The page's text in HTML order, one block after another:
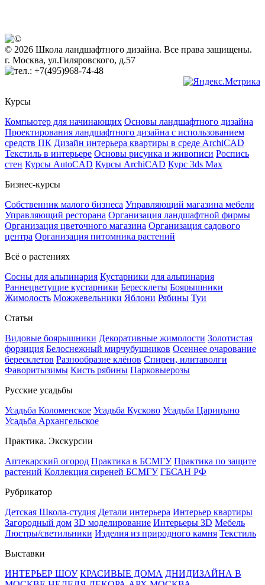
© 2026 Школа ландшафтного дизайна. Все права защищены.
г. Москва, ул.Гиляровского, д.57
+7(495)968-74-48
Курсы
Компьютер для начинающих Основы ландшафтного дизайна
Проектирования ландшафтного дизайна с использованием
средств ПК Дизайн интерьера квартиры в среде ArchiCAD
Текстиль в интерьере Основы рисунка и живописи Роспись
стен Курсы AutoCAD Курсы ArchiCAD Курс 3ds Max
Бизнес-курсы
Собственник малого бизнеса Управляющий магазина мебели
Управляющий ресторана Организация ландшафтной фирмы
Организация цветочного магазина Организация садового
центра Организация питомника растений
Всё о растениях
Сосны для альпинария Кустарники для альпинария
Раннецветущие кустарники Бересклеты Боярышники
Жимолость Можжевельники Яблони Рябины Туи
Статьи
Видовые боярышники Декоративные жимолости Золотистая
форзиция Белоснежный мирчубушников Осеннее очарование
бересклетов Разнообразие клёнов Спиреи, илитаволги
Фаворитызимы Кисть рябины Парковыерозы
Русские усадьбы
Усадьба Коломенское Усадьба Кусково Усадьба Царицыно
Усадьба Архангельское
Практика. Экскурсии
Аптекарский огород Практика в БСМГУ Практика по защите
растений Коллекция сиреней БСМГУ ГБСАН РФ
Рубрикатор
Детская Школа-студия Детали интерьера Интерьер квартиры
Загородный дом 3D моделирование Интерьеры 3D Мебель
Люстры/светильники Изделия из природного камня Текстиль
Выставки
ИНТЕРЬЕР ШОУ КРАСИВЫЕ ДОМА ДНИДИЗАЙНА В